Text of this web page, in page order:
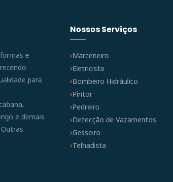
e
para
e demais
Nossos Serviços
Marceneiro
Eletricista
Bombeiro Hidráulico
Pintor
Pedreiro
Detecção de Vazamentos
Gesseiro
Telhadista